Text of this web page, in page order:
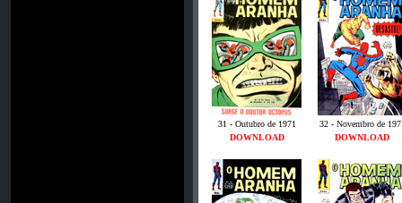
31 - Outubro de 1971
32 - Novembro de
DOWNLOAD
DOWNLOAD